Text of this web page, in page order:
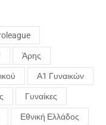
Άρης
Α1 Γυναικών
Γυναίκες
Εθνική Ελλάδος